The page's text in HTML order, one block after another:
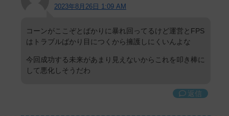
2023年8月26日 1:09 AM
コーンがここぞとばかりに暴れ回ってるけど運営とFPS
はトラブルばかり目につくから擁護しにくいんよな
今回成功する未来があまり見えないからこれを叩き棒に
して悪化しそうだわ
返信